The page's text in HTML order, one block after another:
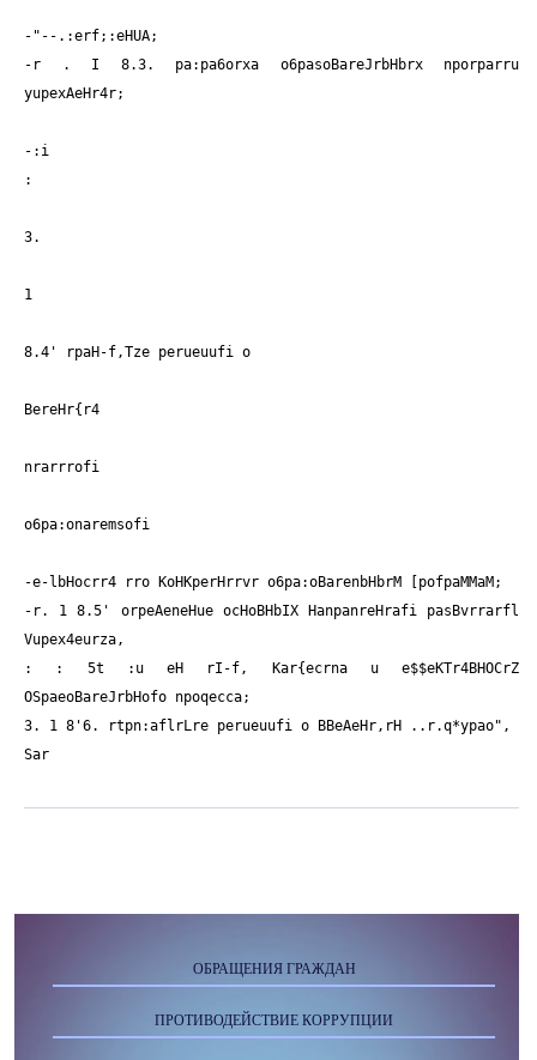
-"--.:erf;:eHUA;
-r . I 8.3. pa:pa6orxa o6pasoBareJrbHbrx nporparru
yupexAeHr4r;
-:i
:
3.
1
8.4' rpaH-f,Tze perueuufi o
BereHr{r4
nrarrrofi
o6pa:onaremsofi
-e-lbHocrr4 rro KoHKperHrrvr o6pa:oBarenbHbrM [pofpaMMaM;
-r. 1 8.5' orpeAeneHue ocHoBHbIX HanpanreHrafi pasBvrrarfl
Vupex4eurza,
: : 5t :u eH rI-f, Kar{ecrna u e$$eKTr4BHOCrZ
OSpaeoBareJrbHofo npoqecca;
3. 1 8'6. rtpn:aflrLre perueuufi o BBeAeHr,rH ..r.q*ypao",
Sar
ОБРАЩЕНИЯ ГРАЖДАН
ПРОТИВОДЕЙСТВИЕ КОРРУПЦИИ